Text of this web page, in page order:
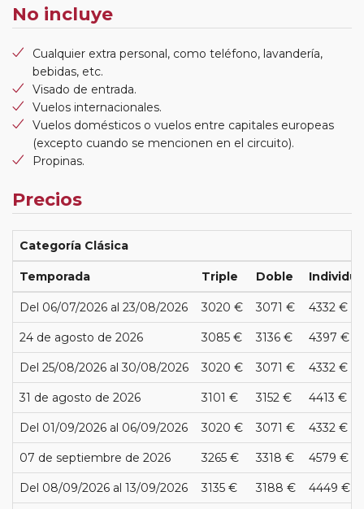
No incluye
Cualquier extra personal, como teléfono, lavandería,
bebidas, etc.
Visado de entrada.
Vuelos internacionales.
Vuelos domésticos o vuelos entre capitales europeas
(excepto cuando se mencionen en el circuito).
Propinas.
Precios
Categoría Clásica
Temporada Triple Doble
Del 06/07/2026 al 23/08/2026 3020 € 3071 € 4332 €
24 de agosto de 2026 3085 € 3136 € 4397 €
Del 25/08/2026 al 30/08/2026 3020 € 3071 € 4332 €
31 de agosto de 2026 3101 € 3152 € 4413 €
Del 01/09/2026 al 06/09/2026 3020 € 3071 € 4332 €
07 de septiembre de 2026 3265 € 3318 € 4579 €
Del 08/09/2026 al 13/09/2026 3135 € 3188 € 4449 €